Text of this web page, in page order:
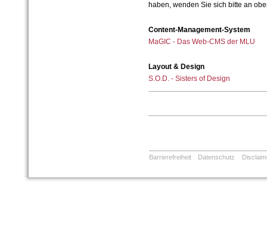
haben, wenden Sie sich bitte an
Content-Management-System
MaGIC - Das Web-CMS der MLU
Layout & Design
S.O.D. - Sisters of Design
Barrierefreiheit Datenschutz